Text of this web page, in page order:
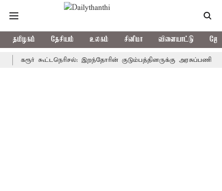
தமிழகம் தேசியம் உலகம் சினிமா விளையாட்டு
கூட்டநெரிசல்: இறந்தோரின் குடும்பத்தினருக்கு அரசுப்பணி வழக்கு;